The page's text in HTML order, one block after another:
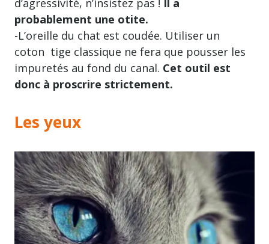
probablement une otite.
-L’oreille du chat est coudée. Utiliser un
coton tige classique ne fera que pousser les
impuretés au fond du canal. Cet outil est
donc à proscrire strictement.
Les yeux